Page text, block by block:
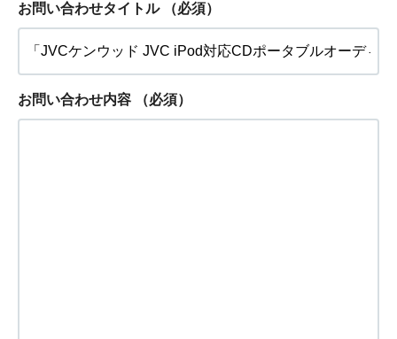
お問い合わせタイトル （必須）
お問い合わせ内容 （必須）